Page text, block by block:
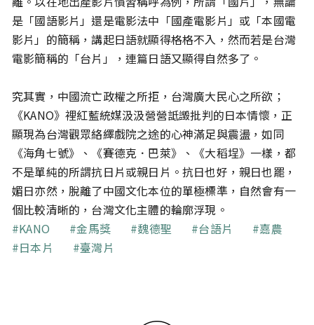
是「國語影片」還是電影法中「國產電影片」或「本國電
影片」的簡稱，講起日語就顯得格格不入，然而若是台灣
電影簡稱的「台片」，連篇日語又顯得自然多了。
究其實，中國流亡政權之所拒，台灣廣大民心之所欲；
《KANO》裡紅藍統媒汲汲營營詆譭批判的日本情懷，正
顯現為台灣觀眾絡繹戲院之途的心神滿足與震盪，如同
《海角七號》、《賽德克．巴萊》、《大稻埕》一樣，都
不是單純的所謂抗日片或親日片。抗日也好，親日也罷，
媚日亦然，脫離了中國文化本位的單極標準，自然會有一
個比較清晰的，台灣文化主體的輪廓浮現。
關鍵字
KANO 金馬獎 魏德聖 台語片
嘉農
日本片
臺灣片